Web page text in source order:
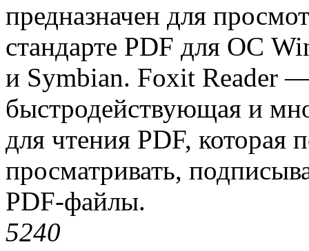
предназначен для
стандарте PDF для ОС
и Symbian. Foxit Reader —
быстродействующая и
для чтения PDF, которая
просматривать,
PDF-файлы.
5240